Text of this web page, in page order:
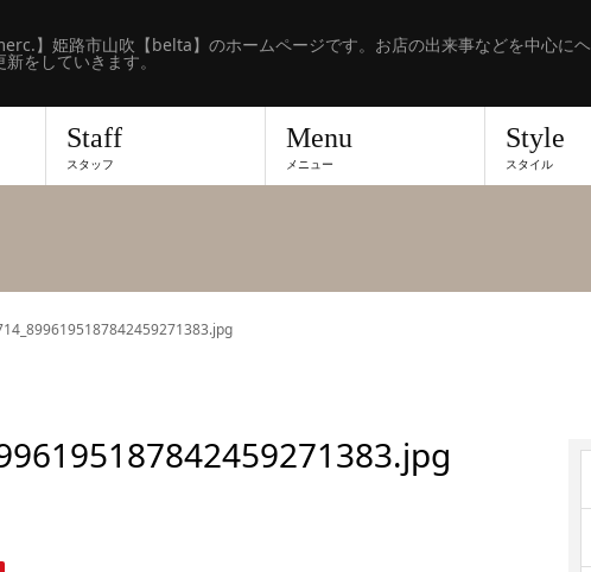
】姫路市山吹【belta】のホームページです。お店の出来事などを中心にヘ
をしていきます。
Staff
スタッフ
Menu
メニュー
Style
スタイル